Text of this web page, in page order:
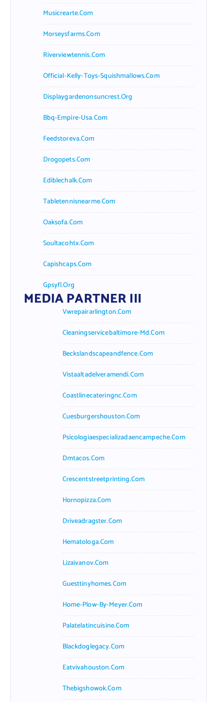
Musicrearte.com
Morseysfarms.com
Riverviewtennis.com
Official-Kelly-Toys-Squishmallows.com
Displaygardenonsuncrest.org
Bbq-Empire-Usa.com
Feedstoreva.com
Drogopets.com
Ediblechalk.com
Tabletennisnearme.com
Oaksofa.com
Soultacohtx.com
Capishcaps.com
Gpsyfl.org
MEDIA PARTNER III
Vwrepairarlington.com
Cleaningservicebaltimore-Md.com
Beckslandscapeandfence.com
Vistaaltadelveramendi.com
Coastlinecateringnc.com
Cuesburgershouston.com
Psicologiaespecializadaencampeche.com
Dmtacos.com
Crescentstreetprinting.com
Hornopizza.com
Driveadragster.com
Hematologa.com
Lizaivanov.com
Guesttinyhomes.com
Home-Plow-By-Meyer.com
Palatelatincuisine.com
Blackdoglegacy.com
Eatvivahouston.com
Thebigshowok.com